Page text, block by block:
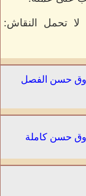
لا تحمل النقاش:
حسن الفصل
حسن كاملة